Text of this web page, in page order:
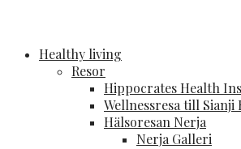
Healthy living
Resor
Hippocrates Health
Wellnessresa till Sianji
Hälsoresan Nerja
Nerja Galleri